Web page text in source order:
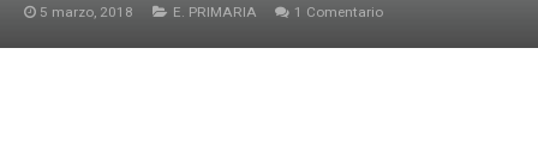
5 marzo, 2018 E. PRIMARIA 1 Comentario